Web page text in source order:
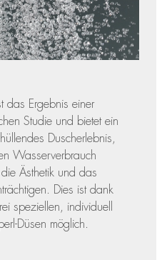
das Ergebnis einer
Studie und bietet ein
Duscherlebnis,
Wasserverbrauch
Ästhetik und das
Dies ist dank
speziellen, individuell
Düsen möglich.